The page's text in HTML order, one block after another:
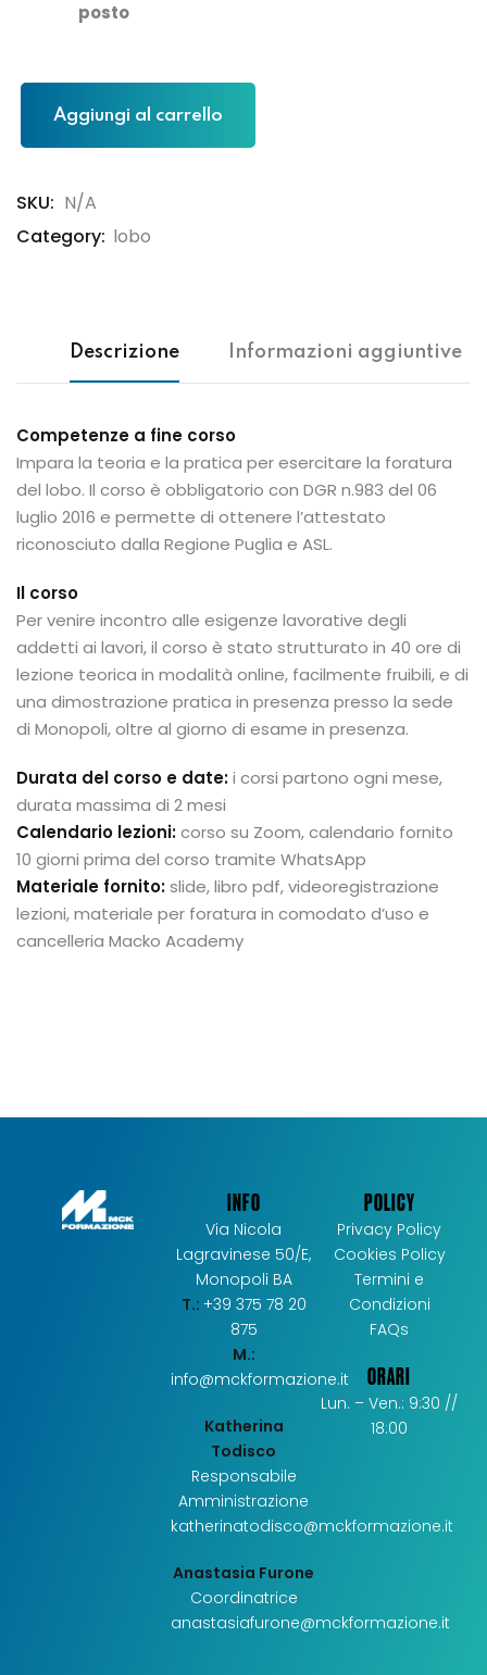
posto
Aggiungi al carrello
SKU: N/A
Category: lobo
Descrizione Informazioni aggiuntive
Competenze a fine corso
Impara la teoria e la pratica per esercitare la foratura
del lobo. Il corso è obbligatorio con DGR n.983 del 06
luglio 2016 e permette di ottenere l’attestato
riconosciuto dalla Regione Puglia e ASL.
Il corso
Per venire incontro alle esigenze lavorative degli
addetti ai lavori, il corso è stato strutturato in 40 ore di
lezione teorica in modalità online, facilmente fruibili, e di
una dimostrazione pratica in presenza presso la sede
di Monopoli, oltre al giorno di esame in presenza.
Durata del corso e date:i corsi partono ogni mese,
durata massima di 2 mesi
Calendario lezioni:corso su Zoom, calendario fornito
10 giorni prima del corso tramite WhatsApp
Materiale fornito:slide, libro pdf, videoregistrazione
lezioni, materiale per foratura in comodato d’uso e
cancelleria Macko Academy
INFO
Via Nicola
Lagravinese 50/E,
Monopoli BA
T.: +39 375 78 20
875
M.:
info@mckformazione.it
Katherina
Todisco
Responsabile
Amministrazione
katherinatodisco@mckformazione.it
Anastasia Furone
Coordinatrice
anastasiafurone@mckformazione.it
POLICY
Privacy Policy
Cookies Policy
Termini e
Condizioni
FAQs
ORARI
Lun. – Ven.: 9:30 //
18:00